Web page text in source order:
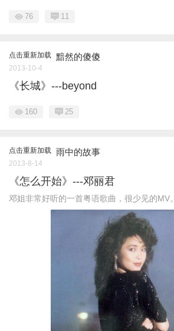
76 11
点击重新加载 黯然的傻傻
2013-10-4
《长城》---beyond
160 25
点击重新加载 雨中的故事
2013-8-14
《怎么开始》---邓丽君
邓姐非常好听的一首粤语歌曲，很少见的MV。